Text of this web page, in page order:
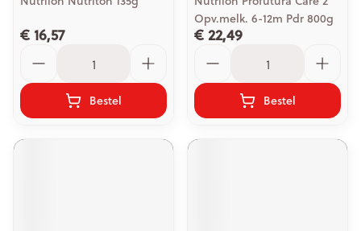
€ 16,57
Bestel
Opv.melk. 6-12m Pdr 800g
€ 22,49
Bestel